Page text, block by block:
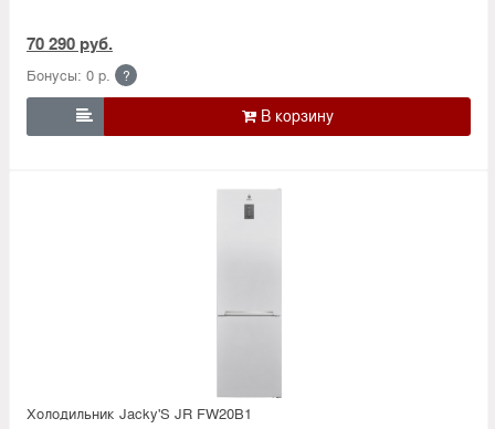
70 290 руб.
Бонусы: 0 р. ?

Холодильник Jacky'S JR FW20B1